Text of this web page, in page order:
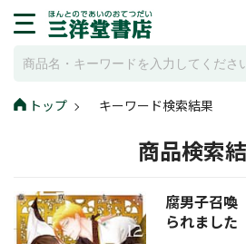
トップ キーワード検索結果
商品検索
腐男子召
られまし